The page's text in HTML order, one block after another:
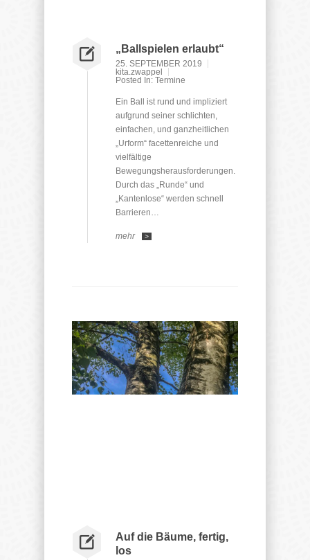
„Ballspielen erlaubt“
25. SEPTEMBER 2019
kita.zwappel
Posted In: Termine
Ein Ball ist rund und impliziert
aufgrund seiner schlichten,
einfachen, und ganzheitlichen
„Urform“ facettenreiche und
vielfältige
Bewegungsherausforderungen.
Durch das „Runde“ und
„Kantenlose“ werden schnell
Barrieren…
mehr >
Auf die Bäume, fertig,
los